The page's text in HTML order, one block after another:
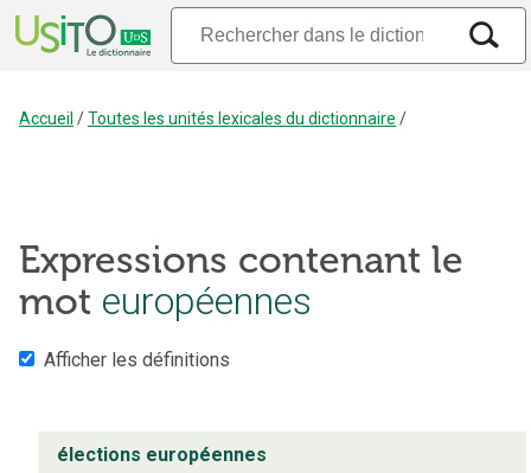
Accueil /Toutes les unités lexicales du dictionnaire /
Expressions contenant le
mot européennes
Afficher les définitions
élections européennes